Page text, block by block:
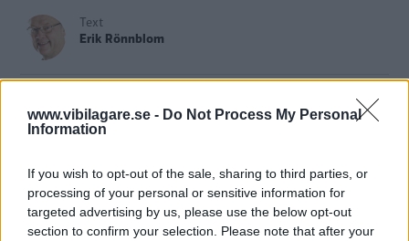
www.vibilagare.se - Do Not Process My Personal
Information
If you wish to opt-out of the sale, sharing to third parties, or
processing of your personal or sensitive information for
targeted advertising by us, please use the below opt-out
section to confirm your selection. Please note that after your
Text
Erik Rönnblom
Christian Ellmark
På vardagar svarar Vi Bilägare på läsarfrågor om bilar och
trafik. Vill du att vi ska svara på din fråga? Mejla till